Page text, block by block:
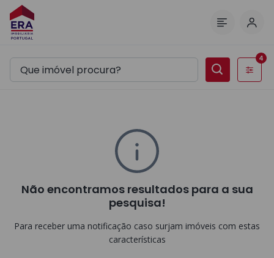
Filtros
4
Não encontramos resultados para a sua
pesquisa!
Para receber uma notificação caso surjam imóveis com estas
características